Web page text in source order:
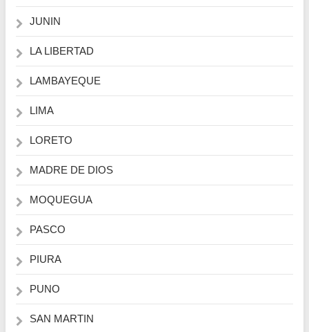
JUNIN
LA LIBERTAD
LAMBAYEQUE
LIMA
LORETO
MADRE DE DIOS
MOQUEGUA
PASCO
PIURA
PUNO
SAN MARTIN